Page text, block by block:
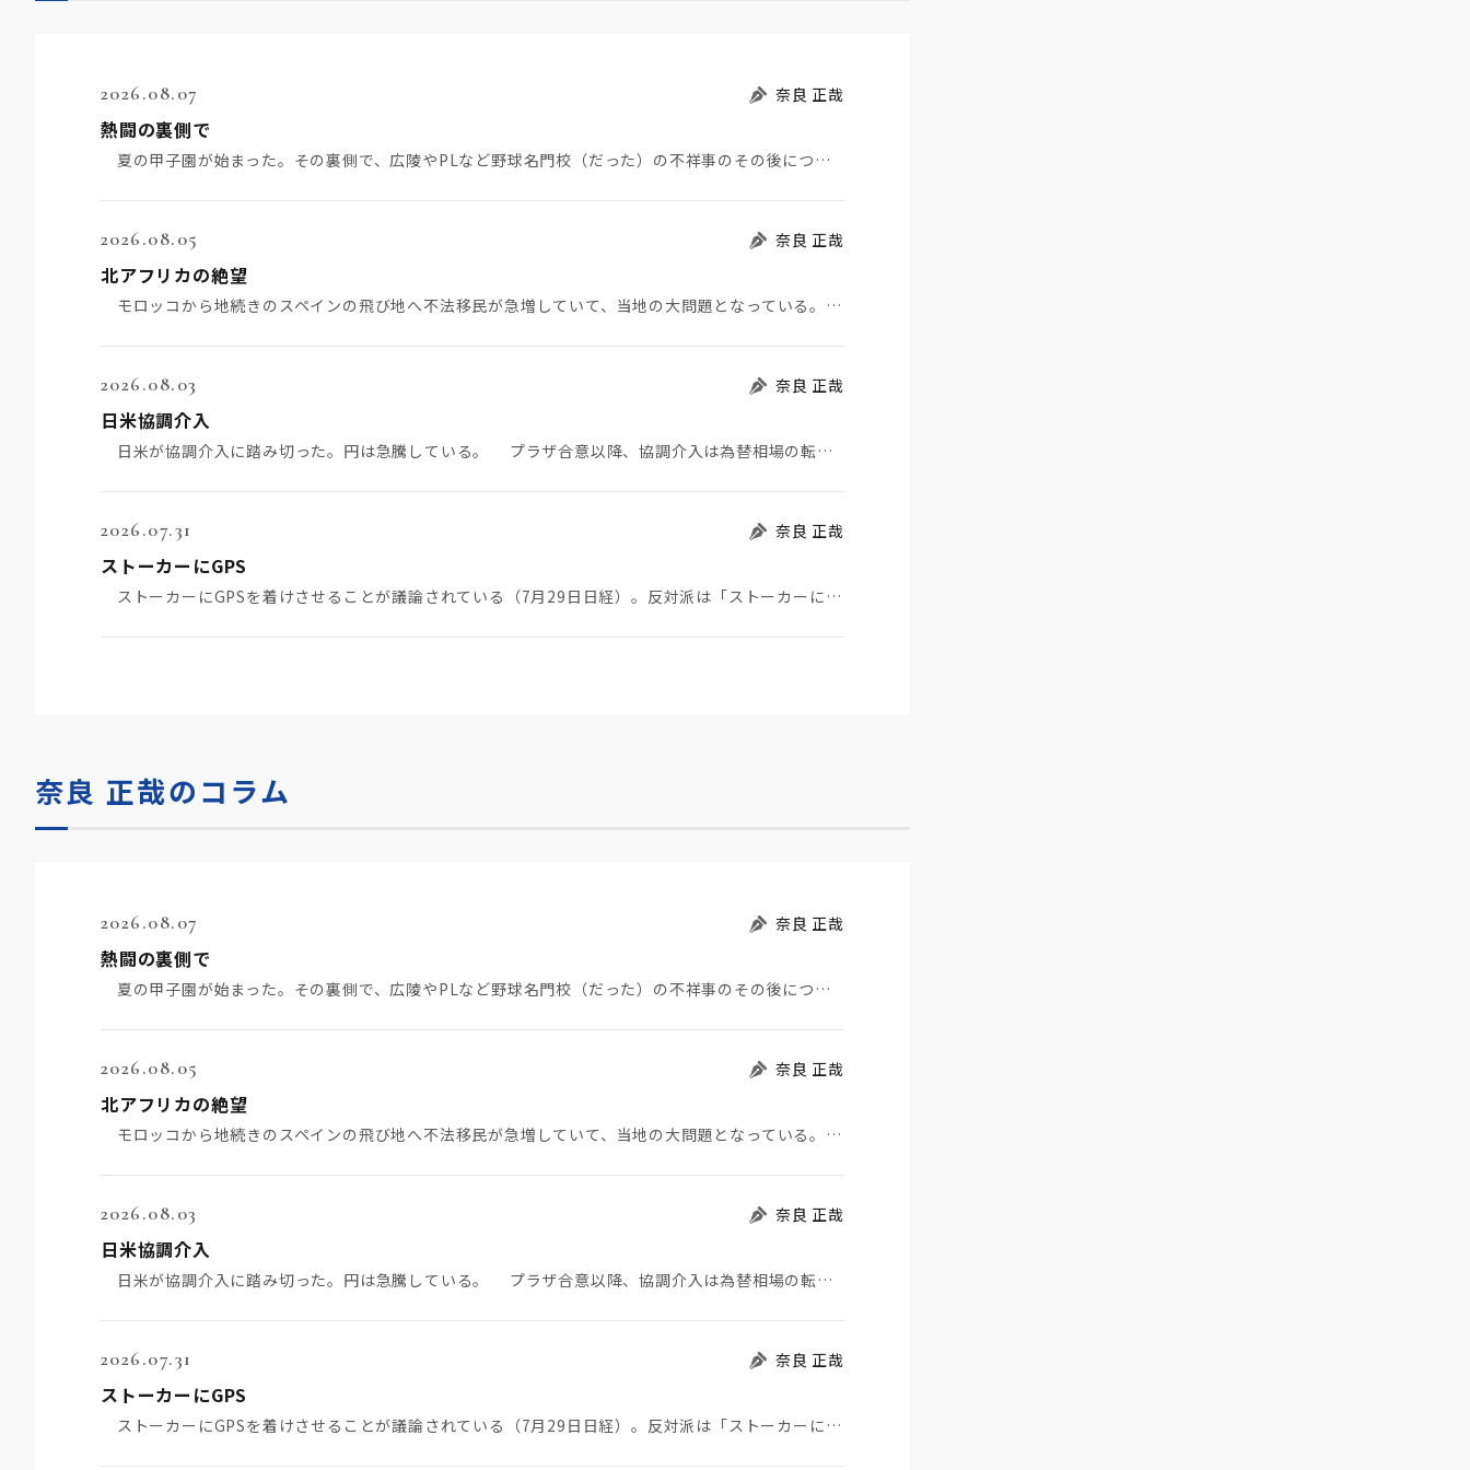
2026.08.07 奈良 正哉
熱闘の裏側で
夏の甲子園が始まった。その裏側で、広陵やPLなど野球名門校（だった）の不祥事のその後について、「熱…
2026.08.05 奈良 正哉
北アフリカの絶望
モロッコから地続きのスペインの飛び地へ不法移民が急増していて、当地の大問題となっている。「海を泳い…
2026.08.03 奈良 正哉
日米協調介入
日米が協調介入に踏み切った。円は急騰している。 プラザ合意以降、協調介入は為替相場の転機になって…
2026.07.31 奈良 正哉
ストーカーにGPS
ストーカーにGPSを着けさせることが議論されている（7月29日日経）。反対派は「ストーカーにも人権…
奈良 正哉のコラム
2026.08.07 奈良 正哉
熱闘の裏側で
夏の甲子園が始まった。その裏側で、広陵やPLなど野球名門校（だった）の不祥事のその後について、「熱…
2026.08.05 奈良 正哉
北アフリカの絶望
モロッコから地続きのスペインの飛び地へ不法移民が急増していて、当地の大問題となっている。「海を泳い…
2026.08.03 奈良 正哉
日米協調介入
日米が協調介入に踏み切った。円は急騰している。 プラザ合意以降、協調介入は為替相場の転機になって…
2026.07.31 奈良 正哉
ストーカーにGPS
ストーカーにGPSを着けさせることが議論されている（7月29日日経）。反対派は「ストーカーにも人権…